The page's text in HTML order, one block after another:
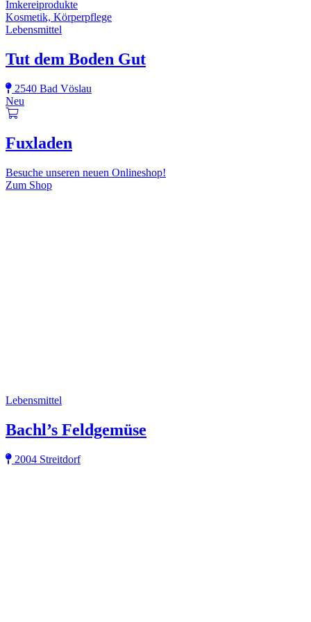
Imkereiprodukte
Kosmetik, Körperpflege
Lebensmittel
Tut dem Boden Gut
2540 Bad Vöslau
Neu
Fuxladen
Besuche unseren neuen Onlineshop!
Zum Shop
Lebensmittel
Bachl’s Feldgemüse
2004 Streitdorf